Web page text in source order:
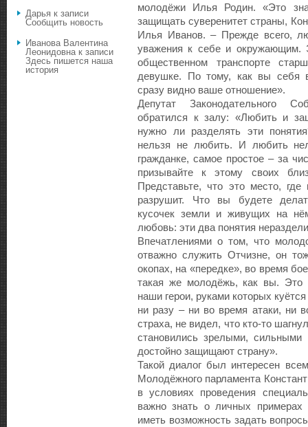
молодёжи Илья Родин. «Это
защищать суверенитет страны,
Илья Иванов. – Прежде всего,
уважения к себе и окружающим.
общественном транспорте
девушке. По тому, как вы себя
сразу видно ваше отношение».
Депутат Законодательного
обратился к залу: «Любить и
нужно ли разделять эти
нельзя не любить. И любить
гражданке, самое простое – за
призывайте к этому своих
Представьте, что это место,
разрушит. Что вы будете
кусочек земли и живущих на
любовь: эти два понятия
Впечатлениями о том, что
отважно служить Отчизне, он
окопах, на «передке», во время
такая же молодёжь, как вы. Это
наши герои, руками которых
ни разу – ни во время атаки, ни
страха, не видел, что кто-то
становились зрелыми,
достойно защищают страну».
Такой диалог был интересен
Молодёжного парламента
в условиях проведения
важно знать о личных примерах
иметь возможность задать
Дарья к записи
Сообщить новость
Иванова Валентина
Леонидовнак записи
Здесь пишется наша
история